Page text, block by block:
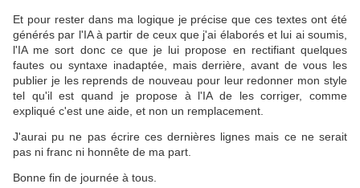
Et pour rester dans ma logique je précise que ces textes ont été
générés par l'IA à partir de ceux que j'ai élaborés et lui ai soumis,
l'IA me sort donc ce que je lui propose en rectifiant quelques
fautes ou syntaxe inadaptée, mais derrière, avant de vous les
publier je les reprends de nouveau pour leur redonner mon style
tel qu'il est quand je propose à l'IA de les corriger, comme
expliqué c'est une aide, et non un remplacement.
J'aurai pu ne pas écrire ces dernières lignes mais ce ne serait
pas ni franc ni honnête de ma part.
Bonne fin de journée à tous.